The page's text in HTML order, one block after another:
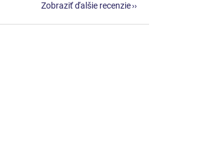
Zobraziť ďalšie recenzie